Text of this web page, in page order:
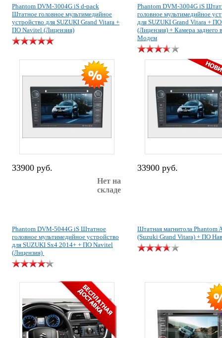
Phantom DVM-3004G iS d-pack
Штатное головное мультимедийное
устройство для SUZUKI Grand Vitara +
ПО Navitel (Лицензия)
33900 руб.
Нет на
складе
Phantom DVM-3004G iS
головное мультимедийное
для SUZUKI Grand Vitara +
(Лицензия) + Камера заднего
Модем
33900 руб.
Phantom DVM-5044G iS Штатное
головное мультимедийное устройство
для SUZUKI Sx4 2014+ + ПО Navitel
(Лицензия)
Штатная магнитола Phantom
(Suzuki Grand Vitara) + ПО